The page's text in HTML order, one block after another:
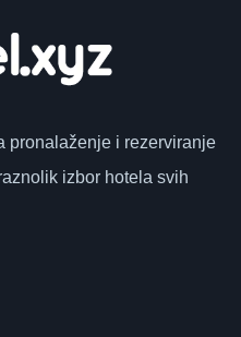
pronalaženje i rezerviranje
izbor hotela svih